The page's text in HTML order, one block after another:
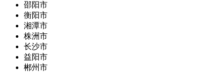
邵阳市
衡阳市
湘潭市
株洲市
长沙市
益阳市
郴州市